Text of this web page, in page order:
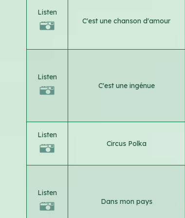
Listen
C'est une chanson d'amour
Listen
C'est une ingénue
Listen
Circus Polka
Listen
Dans mon pays